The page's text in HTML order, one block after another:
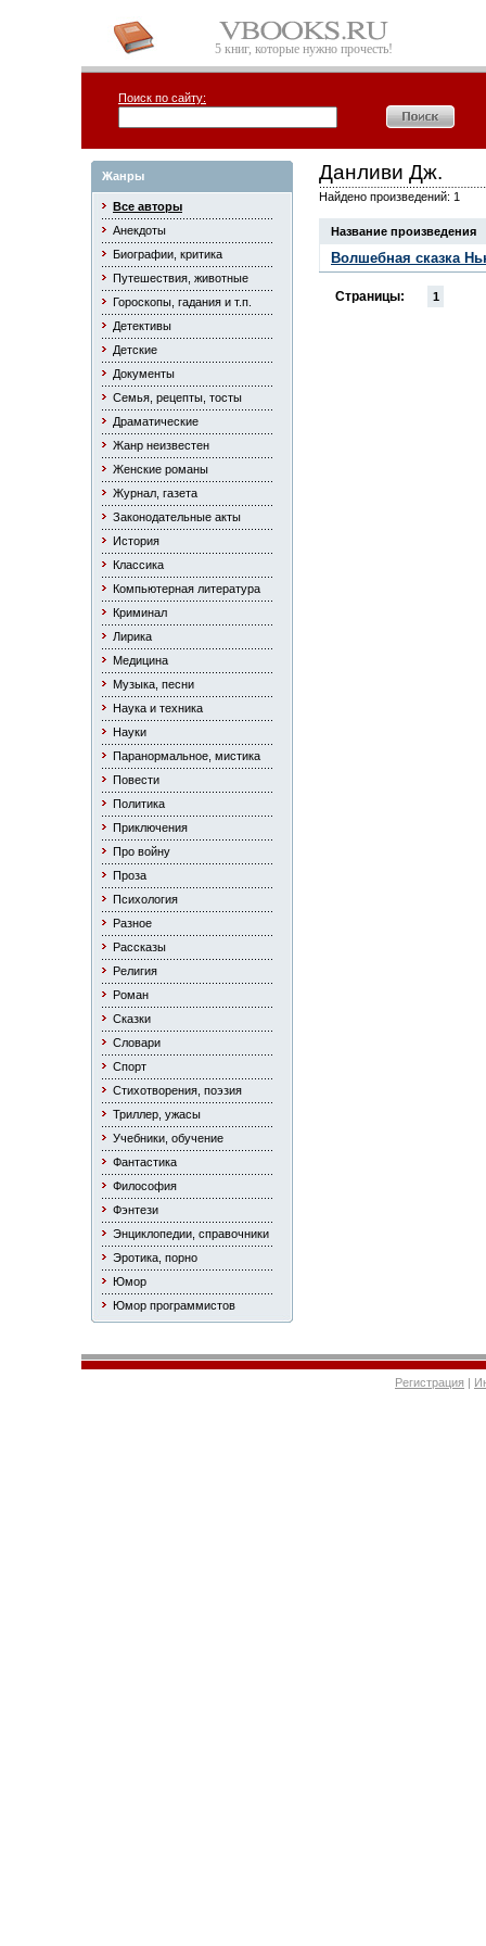
5 книг, которые нужно прочесть!
Поиск по сайту:
Жанры
Все авторы
Анекдоты
Биографии, критика
Путешествия, животные
Гороскопы, гадания и т.п.
Детективы
Детские
Документы
Семья, рецепты, тосты
Драматические
Жанр неизвестен
Женские романы
Журнал, газета
Законодательные акты
История
Классика
Компьютерная литература
Криминал
Лирика
Медицина
Музыка, песни
Наука и техника
Науки
Паранормальное, мистика
Повести
Политика
Приключения
Про войну
Проза
Психология
Разное
Рассказы
Религия
Роман
Сказки
Словари
Спорт
Стихотворения, поэзия
Триллер, ужасы
Учебники, обучение
Фантастика
Философия
Фэнтези
Энциклопедии, справочники
Эротика, порно
Юмор
Юмор программистов
Данливи Дж.
Найдено произведений: 1
Название произведения
Волшебная сказка
Страницы: 1
Регистрация |